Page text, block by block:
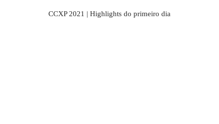
CCXP 2021 | Highlights do primeiro dia